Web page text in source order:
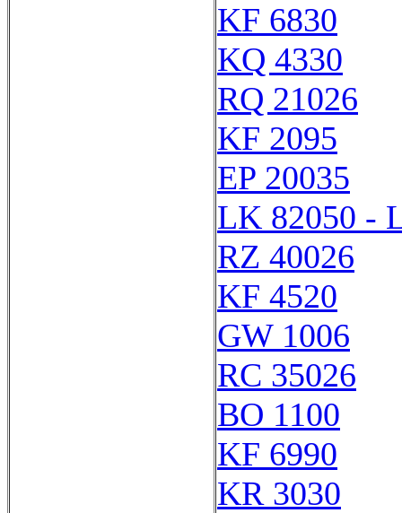
KF 6830
KQ 4330
RQ 21026
KF 2095
EP 20035
LK 82050 -
RZ 40026
KF 4520
GW 1006
RC 35026
BO 1100
KF 6990
KR 3030